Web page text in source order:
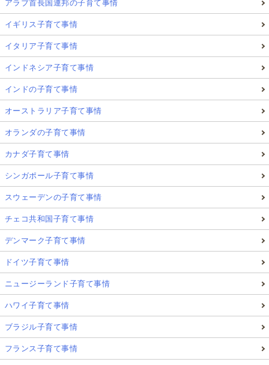
アラブ首長国連邦の子育て事情
イギリス子育て事情
イタリア子育て事情
インドネシア子育て事情
インドの子育て事情
オーストラリア子育て事情
オランダの子育て事情
カナダ子育て事情
シンガポール子育て事情
スウェーデンの子育て事情
チェコ共和国子育て事情
デンマーク子育て事情
ドイツ子育て事情
ニュージーランド子育て事情
ハワイ子育て事情
ブラジル子育て事情
フランス子育て事情